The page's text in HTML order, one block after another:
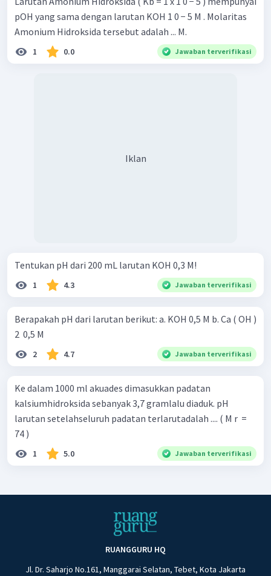
pOH yang sama dengan larutan KOH 1 0 − 5 M . Molaritas
Amonium Hidroksida tersebut adalah ... M.
1 0.0 Jawaban terverifikasi
Iklan
Tentukan pH dari 200 mL larutan KOH 0,3 M!
1 4.3 Jawaban terverifikasi
Berapakah pH dari larutan berikut: a. KOH 0,5 M b. Ca ( OH )
2 ​ 0,5 M
2 4.7 Jawaban terverifikasi
Ke dalam 1000 ml akuades dimasukkan padatan
kalsiumhidroksida sebanyak 3,7 gramlalu diaduk. pH
larutan setelahseluruh padatan terlarutadalah .... ( M r ​ =
74 )
1 5.0 Jawaban terverifikasi
RUANGGURU HQ
Jl. Dr. Saharjo No.161, Manggarai Selatan, Tebet, Kota Jakarta